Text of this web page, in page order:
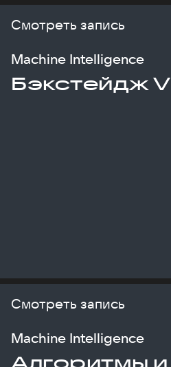
Смотреть запись
Machine Intelligence
Бэкстейдж
Смотреть запись
Machine Intelligence